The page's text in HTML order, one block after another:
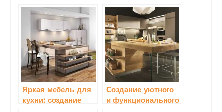
Яркая мебель для
кухни: создание
Создание уютного
и функционального